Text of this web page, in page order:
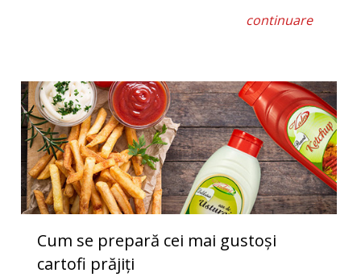
continuare
Cum se prepară cei mai gustoși
cartofi prăjiți